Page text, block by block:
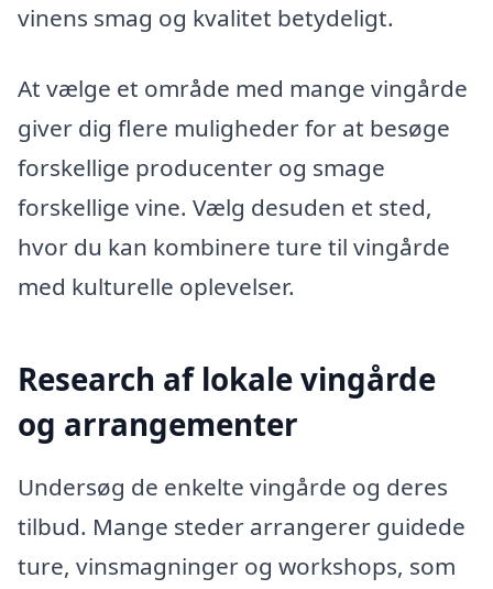
vinens smag og kvalitet betydeligt.
At vælge et område med mange vingårde
giver dig flere muligheder for at besøge
forskellige producenter og smage
forskellige vine. Vælg desuden et sted,
hvor du kan kombinere ture til vingårde
med kulturelle oplevelser.
Research af lokale vingårde
og arrangementer
Undersøg de enkelte vingårde og deres
tilbud. Mange steder arrangerer guidede
ture, vinsmagninger og workshops, som